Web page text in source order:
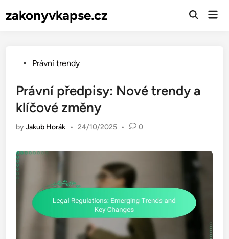
tozakonyvkapse.cz
Open
PostedPrávní trendy
Právní předpisy: Nové trendy a
klíčové změny
byJakub Horák • 24/10/2025 • 0